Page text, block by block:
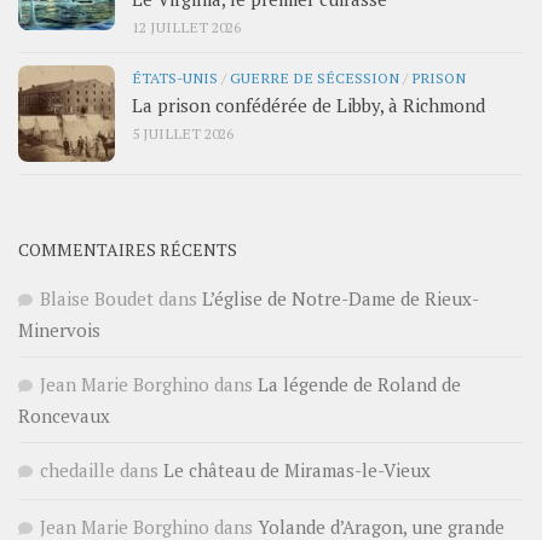
12 JUILLET 2026
ÉTATS-UNIS /GUERRE DE SÉCESSION / PRISON
La prison confédérée de Libby, à Richmond
5 JUILLET 2026
COMMENTAIRES RÉCENTS
Blaise Boudet dans L’église de Notre-Dame de Rieux-
Minervois
Jean Marie Borghino dans La légende de Roland de
Roncevaux
chedaille dans Le château de Miramas-le-Vieux
Jean Marie Borghino dans Yolande d’Aragon, une grande